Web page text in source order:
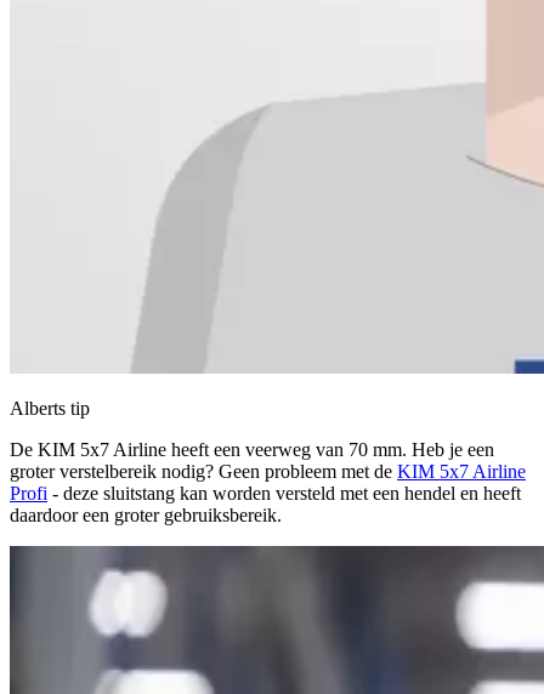
Alberts tip
De KIM 5x7 Airline heeft een veerweg van 70 mm. Heb je een
groter verstelbereik nodig? Geen probleem met de KIM 5x7 Airline
Profi - deze sluitstang kan worden versteld met een hendel en heeft
daardoor een groter gebruiksbereik.